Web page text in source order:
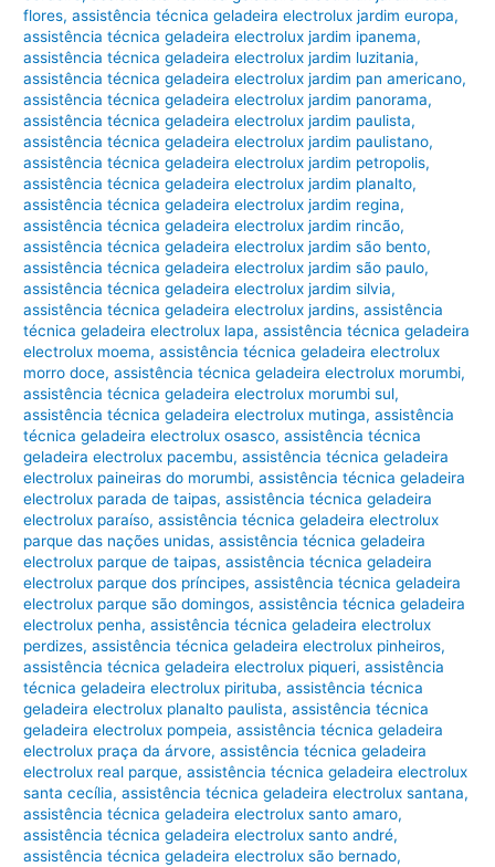
flores,assistência técnica geladeira electrolux jardim europa,
assistência técnica geladeira electrolux jardim ipanema,
assistência técnica geladeira electrolux jardim luzitania,
assistência técnica geladeira electrolux jardim pan americano,
assistência técnica geladeira electrolux jardim panorama,
assistência técnica geladeira electrolux jardim paulista,
assistência técnica geladeira electrolux jardim paulistano,
assistência técnica geladeira electrolux jardim petropolis,
assistência técnica geladeira electrolux jardim planalto,
assistência técnica geladeira electrolux jardim regina,
assistência técnica geladeira electrolux jardim rincão,
assistência técnica geladeira electrolux jardim são bento,
assistência técnica geladeira electrolux jardim são paulo,
assistência técnica geladeira electrolux jardim silvia,
assistência técnica geladeira electrolux jardins,assistência
técnica geladeira electrolux lapa,assistência técnica geladeira
electrolux moema,assistência técnica geladeira electrolux
morro doce,assistência técnica geladeira electrolux morumbi,
assistência técnica geladeira electrolux morumbi sul,
assistência técnica geladeira electrolux mutinga,assistência
técnica geladeira electrolux osasco,assistência técnica
geladeira electrolux pacembu,assistência técnica geladeira
electrolux paineiras do morumbi,assistência técnica geladeira
electrolux parada de taipas,assistência técnica geladeira
electrolux paraíso,assistência técnica geladeira electrolux
parque das nações unidas,assistência técnica geladeira
electrolux parque de taipas,assistência técnica geladeira
electrolux parque dos príncipes,assistência técnica geladeira
electrolux parque são domingos,assistência técnica geladeira
electrolux penha,assistência técnica geladeira electrolux
perdizes,assistência técnica geladeira electrolux pinheiros,
assistência técnica geladeira electrolux piqueri,assistência
técnica geladeira electrolux pirituba,assistência técnica
geladeira electrolux planalto paulista,assistência técnica
geladeira electrolux pompeia,assistência técnica geladeira
electrolux praça da árvore,assistência técnica geladeira
electrolux real parque,assistência técnica geladeira electrolux
santa cecília,assistência técnica geladeira electrolux santana,
assistência técnica geladeira electrolux santo amaro,
assistência técnica geladeira electrolux santo andré,
assistência técnica geladeira electrolux são bernado,